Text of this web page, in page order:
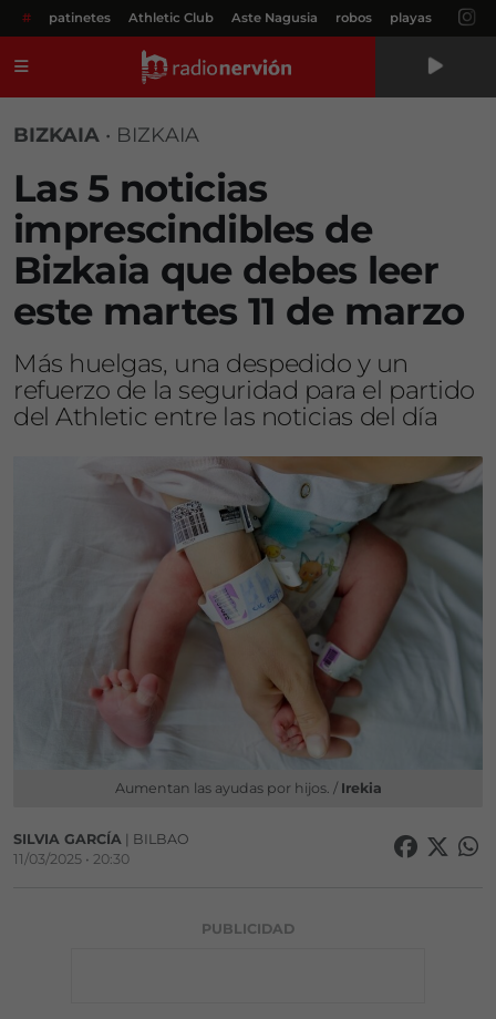
# patinetes Athletic Club Aste Nagusia robos playas
BIZKAIA • BIZKAIA
Las 5 noticias
imprescindibles de
Bizkaia que debes leer
este martes 11 de marzo
Más huelgas, una despedido y un
refuerzo de la seguridad para el partido
del Athletic entre las noticias del día
Aumentan las ayudas por hijos. / Irekia
SILVIA GARCÍA | BILBAO
11/03/2025 • 20:30
PUBLICIDAD